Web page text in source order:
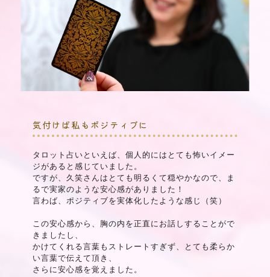
気付けば私もポジティブに
タロット占いといえば、個人的にはとても怖いイメー
ジがあると感じていました。
ですが、久笑さんはとても明るくて穏やかなので、ま
るで実家のような安心感がありました！
言わば、ポジティブを実体化したような感じ（笑）
この安心感から、胸の内を正直にお話しすることがで
きましたし、
かけてくれる言葉もストレートすぎず、とても柔らか
い言葉で伝えて頂き、
さらに安心感を覚えました。